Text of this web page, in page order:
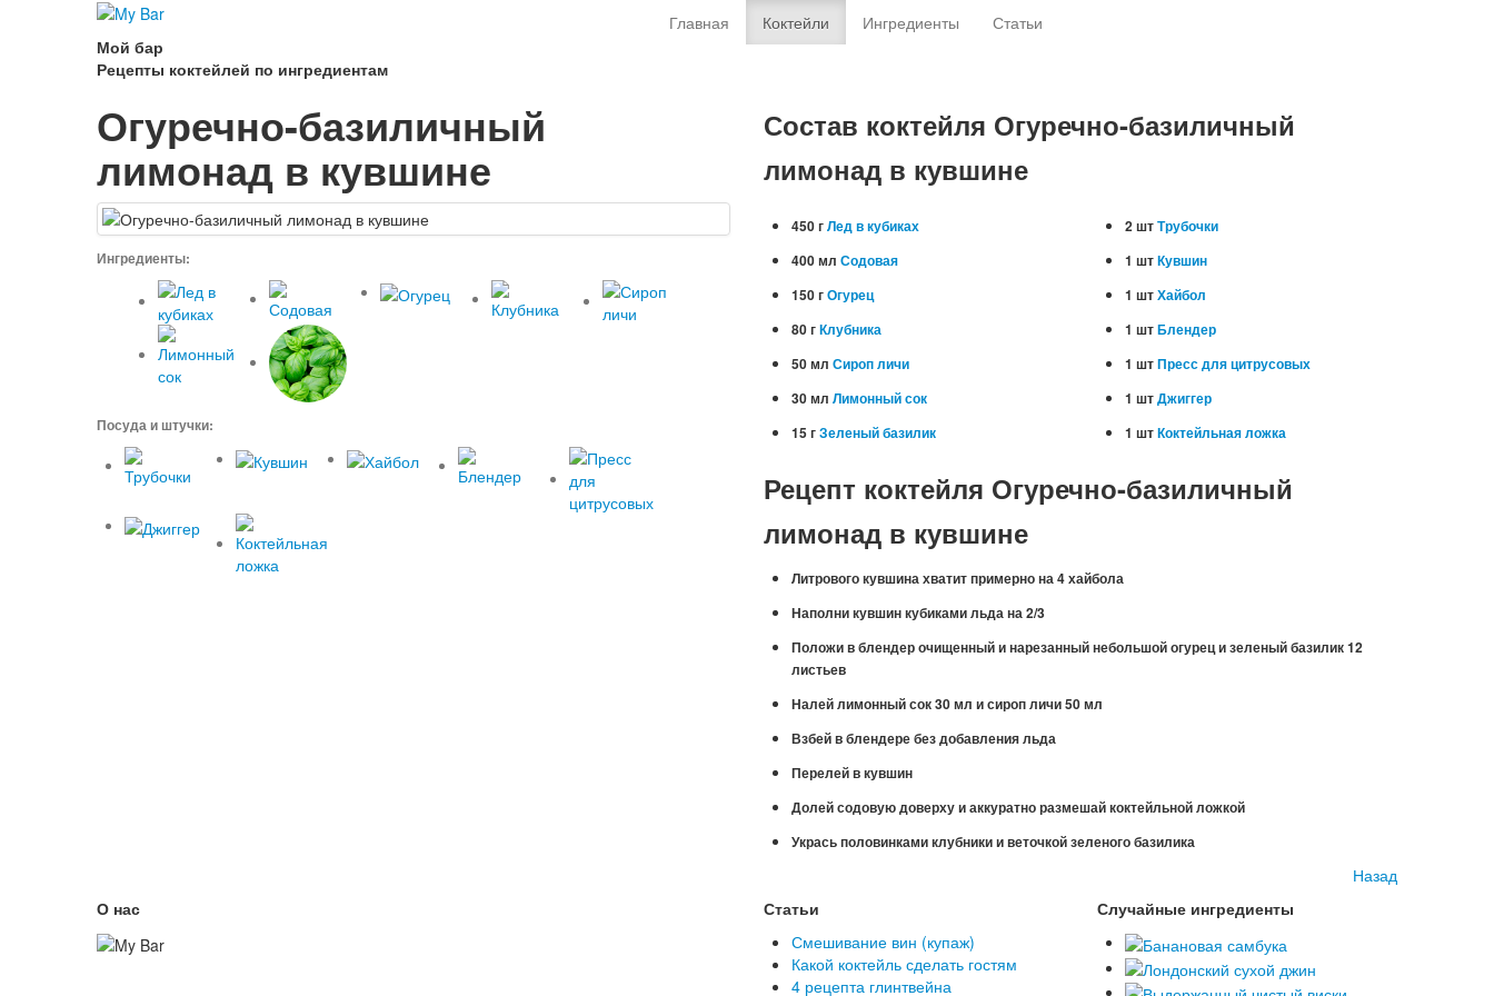
Мой бар
Рецепты коктейлей по ингредиентам
Главная Коктейли Ингредиенты Статьи
Огуречно-базиличный
лимонад в кувшине
Ингредиенты:
Посуда и штучки:
Состав коктейля Огуречно-базиличный
лимонад в кувшине
450 гЛед в кубиках
400 мл Содовая
150 гОгурец
80 гКлубника
50 мл Сироп личи
30 мл Лимонный сок
15 гЗеленый базилик
2 штТрубочки
1 штКувшин
1 штХайбол
1 штБлендер
1 штПресс для цитрусовых
1 штДжиггер
1 штКоктейльная ложка
Рецепт коктейля Огуречно-базиличный
лимонад в кувшине
Литрового кувшина хватит примерно на 4 хайбола
Наполни кувшин кубиками льда на 2/3
Положи в блендер очищенный и нарезанный небольшой огурец и зеленый базилик 12
листьев
Налей лимонный сок 30 мл и сироп личи 50 мл
Взбей в блендере без добавления льда
Перелей в кувшин
Долей содовую доверху и аккуратно размешай коктейльной ложкой
Укрась половинками клубники и веточкой зеленого базилика
Назад
О нас
Статьи
Смешивание вин (купаж)
Какой коктейль сделать гостям
4 рецепта глинтвейна
Случайные ингредиенты